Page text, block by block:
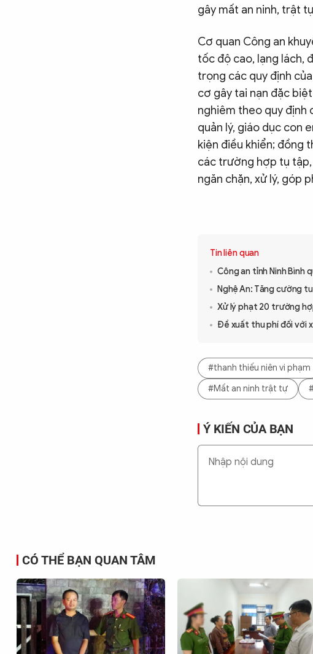
gây mất an ninh, trật
Cơ quan Công an
tốc độ cao, lạng lách,
trọng các quy định
cơ gây tai nạn đặc
nghiêm theo quy định
quản lý, giáo dục con
kiện điều khiển; đồng
các trường hợp tụ tập,
ngăn chặn, xử lý, góp
Tin liên quan
Công an tỉnh Ninh
Nghệ An: Tăng cường
Xử lý phạt 20 trường
Đề xuất thu phí đối với
#thanh thiếu niên vi phạm
#Mất an ninh trật tự
Ý KIẾN CỦA BẠN
CÓ THỂ BẠN QUAN TÂM